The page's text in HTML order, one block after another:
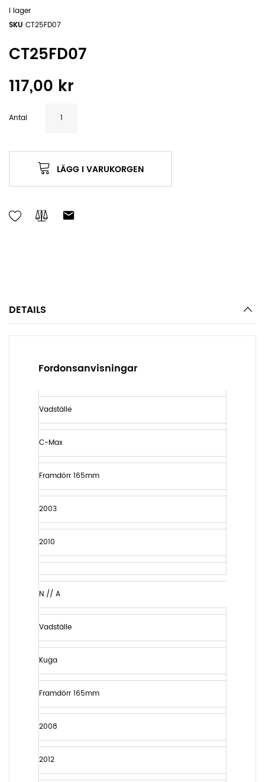
I lager
SKU CT25FD07
CT25FD07
117,00 kr
Antal
LÄGG I VARUKORGEN
DETAILS
Fordonsanvisningar
Vadställe
C-Max
Framdörr 165mm
2003
2010
N // A
Vadställe
Kuga
Framdörr 165mm
2008
2012